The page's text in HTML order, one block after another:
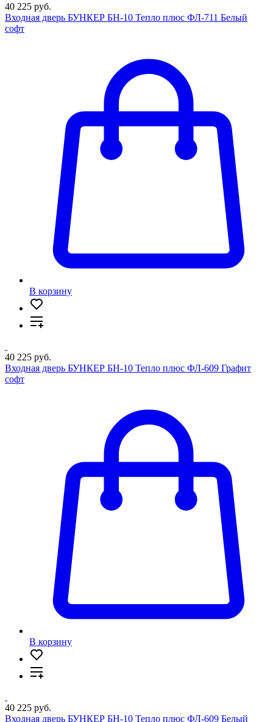
40 225 руб.
Входная дверь БУНКЕР БН-10 Тепло плюс ФЛ-711 Белый
софт
В корзину
40 225 руб.
Входная дверь БУНКЕР БН-10 Тепло плюс ФЛ-609 Графит
софт
В корзину
40 225 руб.
Входная дверь БУНКЕР БН-10 Тепло плюс ФЛ-609 Белый